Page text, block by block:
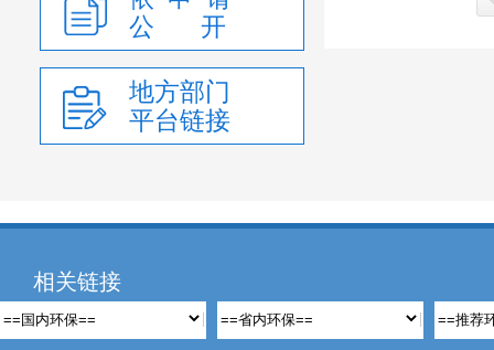
公 开
地方部门
平台链接
相关链接